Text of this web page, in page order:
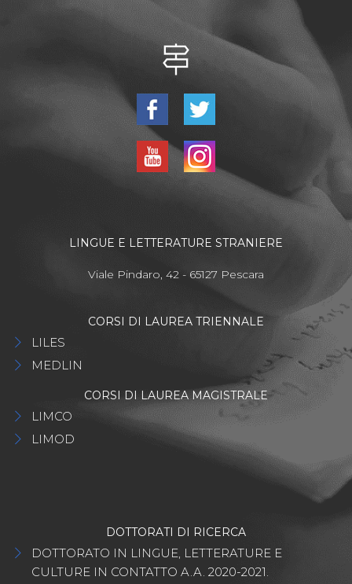
LINGUE E LETTERATURE STRANIERE
Viale Pindaro, 42 - 65127 Pescara
CORSI DI LAUREA TRIENNALE
LILES
MEDLIN
CORSI DI LAUREA MAGISTRALE
LIMCO
LIMOD
DOTTORATI DI RICERCA
DOTTORATO IN LINGUE, LETTERATURE E
CULTURE IN CONTATTO A.A. 2020-2021.